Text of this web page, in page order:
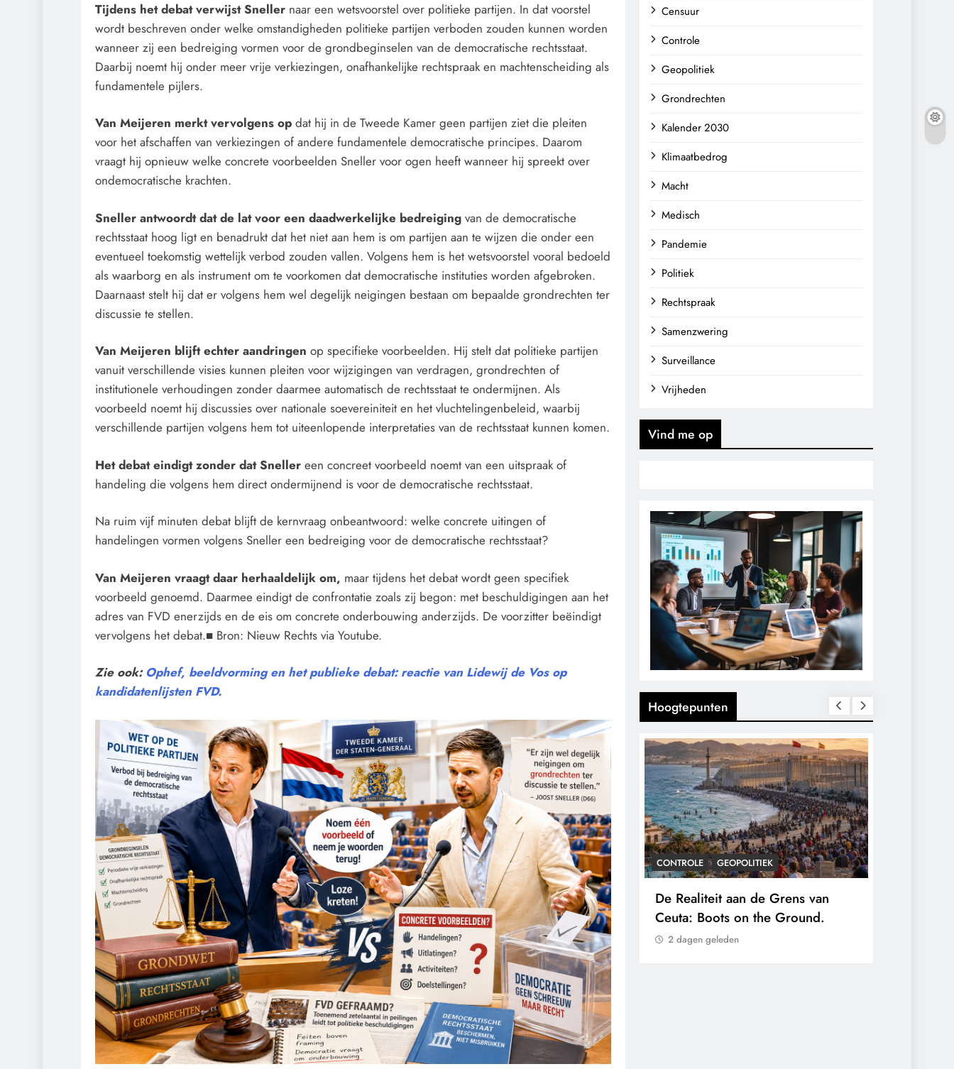
Tijdens het debat verwijst Sneller naar een wetsvoorstel over politieke partijen. In dat voorstel
wordt beschreven onder welke omstandigheden politieke partijen verboden zouden kunnen worden
wanneer zij een bedreiging vormen voor de grondbeginselen van de democratische rechtsstaat.
Daarbij noemt hij onder meer vrije verkiezingen, onafhankelijke rechtspraak en machtenscheiding als
fundamentele pijlers.
Van Meijeren merkt vervolgens op dat hij in de Tweede Kamer geen partijen ziet die pleiten
voor het afschaffen van verkiezingen of andere fundamentele democratische principes. Daarom
vraagt hij opnieuw welke concrete voorbeelden Sneller voor ogen heeft wanneer hij spreekt over
ondemocratische krachten.
Sneller antwoordt dat de lat voor een daadwerkelijke bedreiging van de democratische
rechtsstaat hoog ligt en benadrukt dat het niet aan hem is om partijen aan te wijzen die onder een
eventueel toekomstig wettelijk verbod zouden vallen. Volgens hem is het wetsvoorstel vooral bedoeld
als waarborg en als instrument om te voorkomen dat democratische instituties worden afgebroken.
Daarnaast stelt hij dat er volgens hem wel degelijk neigingen bestaan om bepaalde grondrechten ter
discussie te stellen.
Van Meijeren blijft echter aandringen op specifieke voorbeelden. Hij stelt dat politieke partijen
vanuit verschillende visies kunnen pleiten voor wijzigingen van verdragen, grondrechten of
institutionele verhoudingen zonder daarmee automatisch de rechtsstaat te ondermijnen. Als
voorbeeld noemt hij discussies over nationale soevereiniteit en het vluchtelingenbeleid, waarbij
verschillende partijen volgens hem tot uiteenlopende interpretaties van de rechtsstaat kunnen komen.
Het debat eindigt zonder dat Sneller een concreet voorbeeld noemt van een uitspraak of
handeling die volgens hem direct ondermijnend is voor de democratische rechtsstaat.
Na ruim vijf minuten debat blijft de kernvraag onbeantwoord: welke concrete uitingen of
handelingen vormen volgens Sneller een bedreiging voor de democratische rechtsstaat?
Van Meijeren vraagt daar herhaaldelijk om, maar tijdens het debat wordt geen specifiek
voorbeeld genoemd. Daarmee eindigt de confrontatie zoals zij begon: met beschuldigingen aan het
adres van FVD enerzijds en de eis om concrete onderbouwing anderzijds. De voorzitter beëindigt
vervolgens het debat.■ Bron: Nieuw Rechts via Youtube.
Zie ook:Ophef, beeldvorming en het publieke debat: reactie van Lidewij de Vos op
kandidatenlijsten FVD.
Censuur
Controle
Geopolitiek
Grondrechten
Kalender 2030
Klimaatbedrog
Macht
Medisch
Pandemie
Politiek
Rechtspraak
Samenzwering
Surveillance
Vrijheden
Vind me op
Hoogtepunten
CENSUUR CONTROLE
De medicatie die volgens
sommige kankerpatiënten
verborgen blijft voor hun eigen
arts.
2 dagen geleden
CONTROLE GEOPOLITIEK
De Realiteit aan de Grens van
Ceuta: Boots on the Ground.
2 dagen geleden